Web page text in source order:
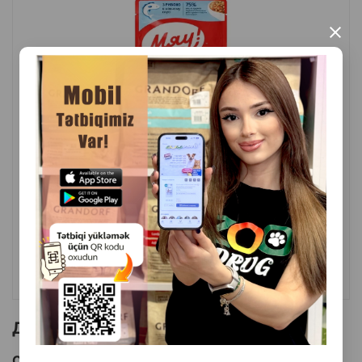
×
( Отзывы)
Цена
Купить
85 гр (пауч)
0.64
КУПИТЬ
Другие товоры бренда